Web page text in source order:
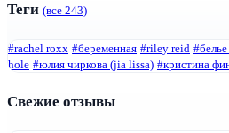
Теги (все 243)
#rachel roxx #беременная #riley reid
hole #юлия чиркова (jia lissa) #кристина
Свежие отзывы